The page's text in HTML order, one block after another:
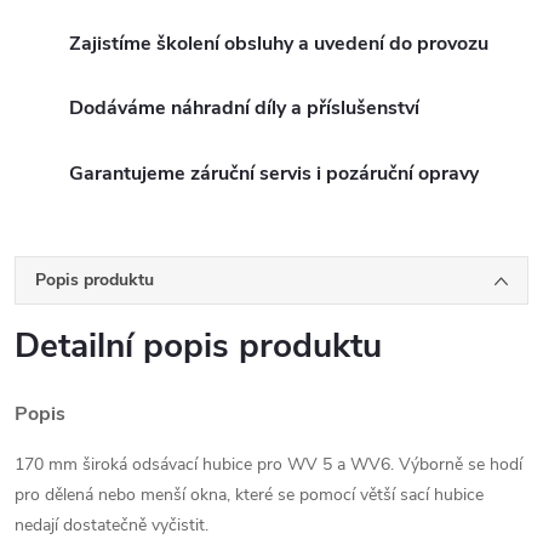
Zajistíme školení obsluhy a uvedení do provozu
Dodáváme náhradní díly a příslušenství
Garantujeme záruční servis i pozáruční opravy
Popis produktu
Detailní popis produktu
Popis
170 mm široká odsávací hubice pro WV 5 a WV6. Výborně se hodí
pro dělená nebo menší okna, které se pomocí větší sací hubice
nedají dostatečně vyčistit.